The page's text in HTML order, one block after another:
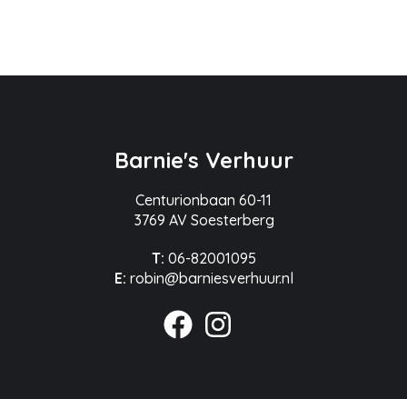
Barnie's Verhuur
Centurionbaan 60-11
3769 AV Soesterberg
T: 06-82001095
E: robin@barniesverhuur.nl